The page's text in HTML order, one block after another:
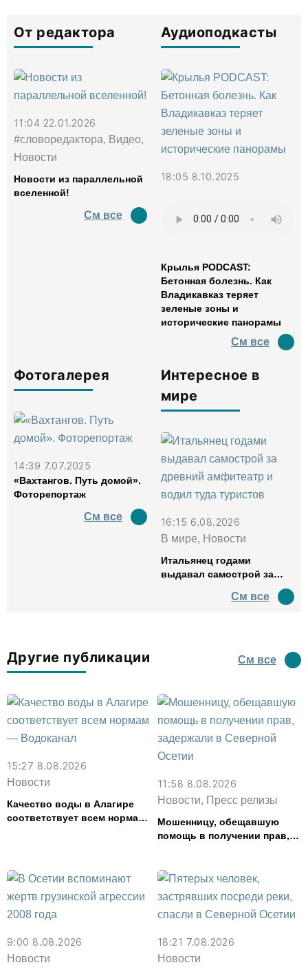
От редактора
11:04 22.01.2026
#словоредактора, Видео,
Новости
Новости из параллельной
вселенной!
См все
Аудиоподкасты
18:05 8.10.2025
Крылья PODCAST:
Бетонная болезнь. Как
Владикавказ теряет
зеленые зоны и
исторические панорамы
См все
Фотогалерея
14:39 7.07.2025
«Вахтангов. Путь домой».
Фоторепортаж
См все
Интересное в
мире
16:15 6.08.2026
В мире, Новости
Итальянец годами
выдавал самострой за
водил туда туристов
См все
Другие публикации См все
15:27 8.08.2026
Новости
Качество воды в Алагире
соответствует всем нормам
11:58 8.08.2026
Новости, Пресс релизы
Мошенницу, обещавшую
помощь в получении прав,
9:00 8.08.2026
Новости
18:21 7.08.2026
Новости